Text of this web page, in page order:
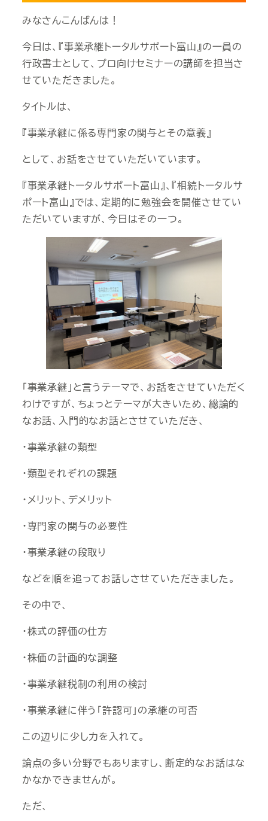
みなさんこんばんは！
今日は、『事業承継トータルサポート富山』の一員の
行政書士として、プロ向けセミナーの講師を担当さ
せていただきました。
タイトルは、
『事業承継に係る専門家の関与とその意義』
として、お話をさせていただいています。
『事業承継トータルサポート富山』、『相続トータルサ
ポート富山』では、定期的に勉強会を開催させてい
ただいていますが、今日はその一つ。
「事業承継」と言うテーマで、お話をさせていただく
わけですが、ちょっとテーマが大きいため、総論的
なお話、入門的なお話とさせていただき、
・事業承継の類型
・類型それぞれの課題
・メリット、デメリット
・専門家の関与の必要性
・事業承継の段取り
などを順を追ってお話しさせていただきました。
その中で、
・株式の評価の仕方
・株価の計画的な調整
・事業承継税制の利用の検討
・事業承継に伴う「許認可」の承継の可否
この辺りに少し力を入れて。
論点の多い分野でもありますし、断定的なお話はな
かなかできませんが。
ただ、